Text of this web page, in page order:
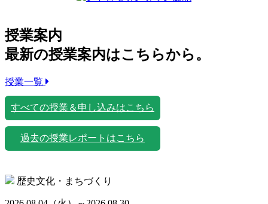
授業案内
最新の授業案内はこちらから。
授業一覧
すべての授業＆申し込みはこちら
過去の授業レポートはこちら
歴史文化・まちづくり